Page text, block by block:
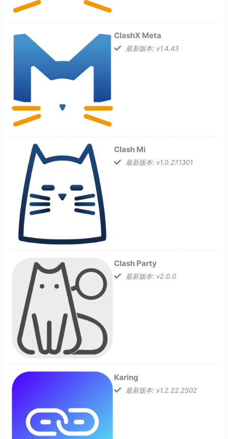
ClashX Meta
最新版本: v1.4.43
Clash Mi
最新版本: v1.0.27.1301
Clash Party
最新版本: v2.0.0
Karing
最新版本: v1.2.22.2502